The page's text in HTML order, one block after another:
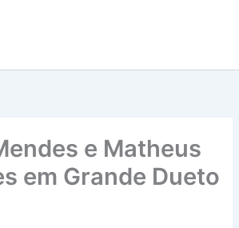
e Matheus
em Grande Dueto